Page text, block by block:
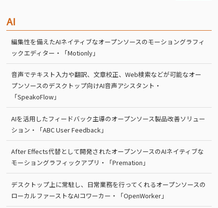
AI
編集性を備えたAIネイティブなオープンソースのモーショングラフィ
ックエディター・「Motionly」
音声でテキスト入力や翻訳、文章校正、Web検索などが可能なオー
プンソースのデスクトップ向けAI音声アシスタント・
「SpeakoFlow」
AIを活用したフィードバック主導のオープンソース製品改善ソリュー
ション・「ABC User Feedback」
After Effects代替として開発されたオープンソースのAIネイティブな
モーショングラフィックアプリ・「Premation」
デスクトップ上に常駐し、日常業務を行ってくれるオープンソースの
ローカルファーストなAIコワーカー・「OpenWorker」